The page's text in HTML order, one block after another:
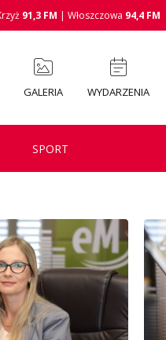
91,3 FM | Włoszczowa 94,4 FM
GALERIA WYDARZENIA
SPORT